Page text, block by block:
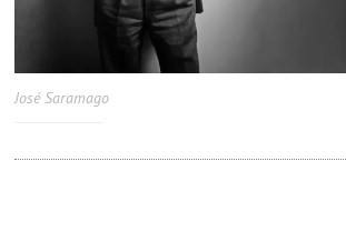
José Saramago